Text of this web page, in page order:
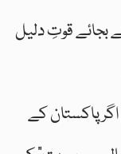
بجائے قوتِ دلیل
پاکستان کے